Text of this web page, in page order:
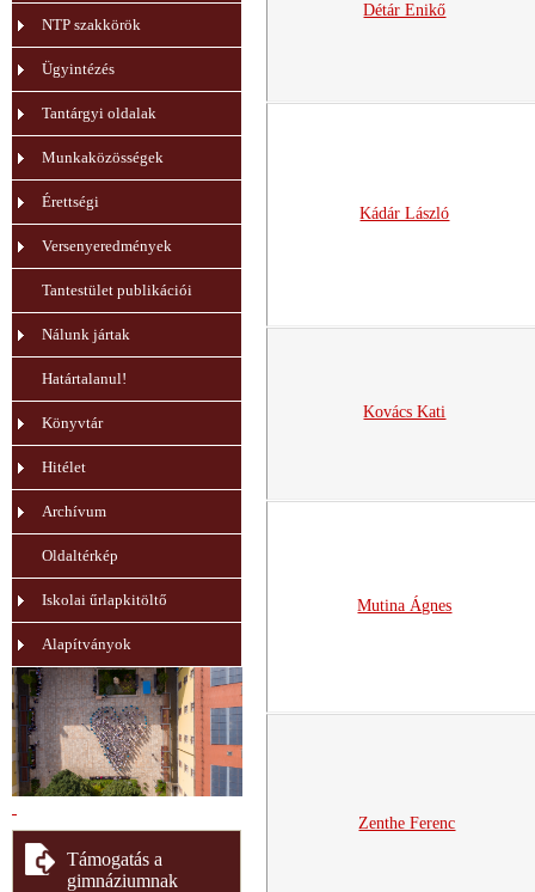
NTP szakkörök
Ügyintézés
Tantárgyi oldalak
Munkaközösségek
Érettségi
Versenyeredmények
Tantestület publikációi
Nálunk jártak
Határtalanul!
Könyvtár
Hitélet
Archívum
Oldaltérkép
Iskolai űrlapkitöltő
Alapítványok
Támogatás a
gimnáziumnak
Détár Enikő
Kádár László
Kovács Kati
Mutina Ágnes
Zenthe Ferenc